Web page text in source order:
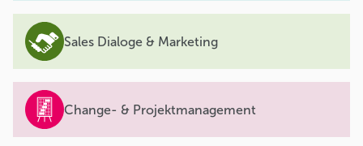
Sales Dialoge & Marketing
Change- & Projektmanagement